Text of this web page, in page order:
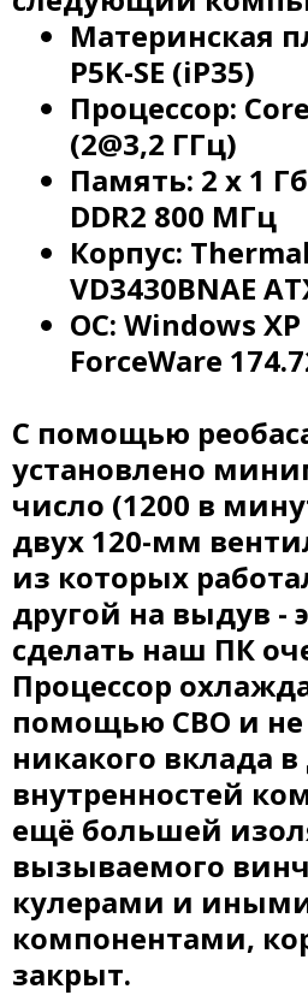
Материнская
P5K-SE (iP35)
Процессор:
(2@3,2 ГГц)
Память: 2 x 1
DDR2 800 МГц
Корпус:
VD3430BNAE
ОС: Windows
ForceWare
С помощью
установлено
число (1200 в
двух 120-мм
из которых
другой на выдув -
сделать наш ПК
Процессор
помощью СВО и не
никакого вклада
внутренностей
ещё большей
вызываемого
кулерами и
компонентами,
закрыт.